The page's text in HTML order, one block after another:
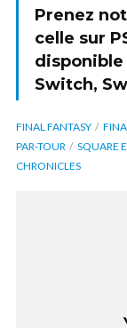
Prenez
celle sur
disponible
Switch,
FINAL FANTASY
PAR-TOUR
SQUARE
CHRONICLES